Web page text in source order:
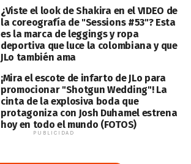
¿Viste el look de Shakira en el VIDEO de
la coreografía de "Sessions #53"? Esta
es la marca de leggings y ropa
deportiva que luce la colombiana y que
JLo también ama
¡Mira el escote de infarto de JLo para
promocionar "Shotgun Wedding"! La
cinta de la explosiva boda que
protagoniza con Josh Duhamel estrena
hoy en todo el mundo (FOTOS)
PUBLICIDAD